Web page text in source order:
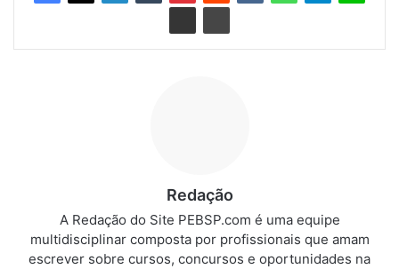
Redação
A Redação do Site PEBSP.com é uma equipe
multidisciplinar composta por profissionais que amam
escrever sobre cursos, concursos e oportunidades na